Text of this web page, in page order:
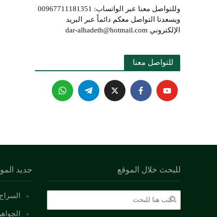
وللتواصل معنا عبر الواتساب: 00967711181351
ويسعدنا التواصل معكم دائماً عبر البريد
الإلكتروني dar-alhadeth@hotmail.com
للتواصل معنا
جديد للبحث خلال الموقع